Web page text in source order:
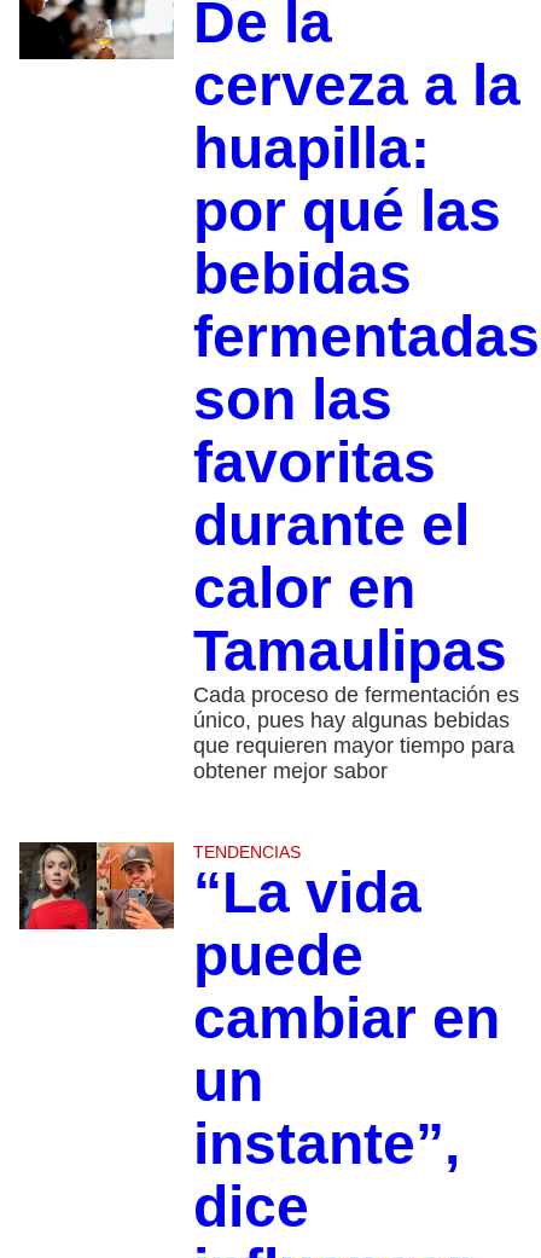
De la
cerveza a la
huapilla:
por qué las
bebidas
fermentadas
son las
favoritas
durante el
calor en
Tamaulipas
Cada proceso de fermentación es
único, pues hay algunas bebidas
que requieren mayor tiempo para
obtener mejor sabor
TENDENCIAS
“La vida
puede
cambiar en
un
instante”,
dice